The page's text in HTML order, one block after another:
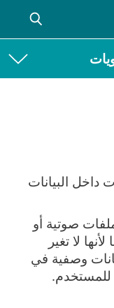
داخل البيانات
صوتية أو
لا تغير
وصفية في
للمستخدم.